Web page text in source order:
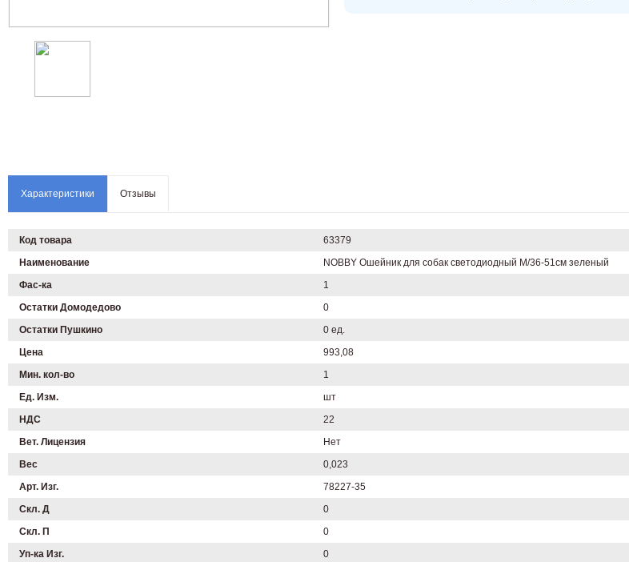
Характеристики Отзывы
Код товара
63379
Наименование
NOBBY Ошейник для собак светодиодный M/36-51см зеленый
Фас-ка
1
Остатки Домодедово
0
Остатки Пушкино
0 ед.
Цена
993,08
Мин. кол-во
1
Ед. Изм.
шт
НДС
22
Вет. Лицензия
Нет
Вес
0,023
Арт. Изг.
78227-35
Скл. Д
0
Скл. П
0
Уп-ка Изг.
0